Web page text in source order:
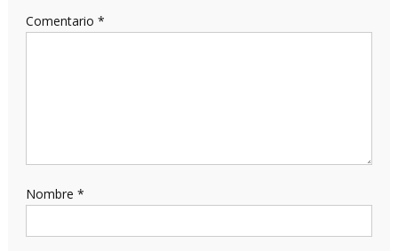
Comentario *
Nombre *